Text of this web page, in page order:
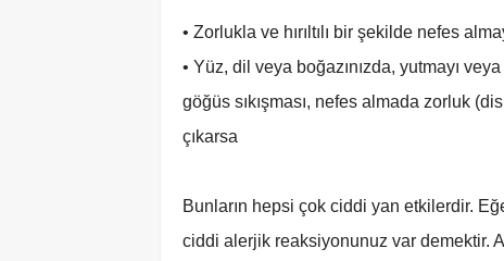
• Zorlukla ve hırıltılı bir şekilde nefes
• Yüz, dil veya boğazınızda, yutmayı
göğüs sıkışması, nefes almada zorluk
çıkarsa
Bunların hepsi çok ciddi yan etkilerdir.
ciddi alerjik reaksiyonunuz var demektir.